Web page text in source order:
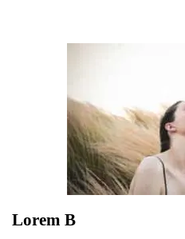
Lorem B